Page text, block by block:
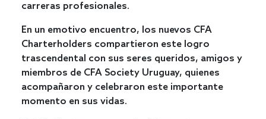
carreras profesionales.
En un emotivo encuentro, los nuevos CFA
Charterholders compartieron este logro
trascendental con sus seres queridos, amigos y
miembros de CFA Society Uruguay, quienes
acompañaron y celebraron este importante
momento en sus vidas.